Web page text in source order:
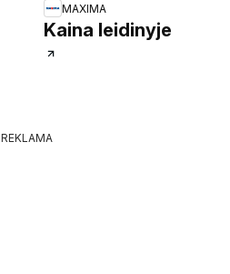
MAXIMA
Kaina leidinyje
REKLAMA